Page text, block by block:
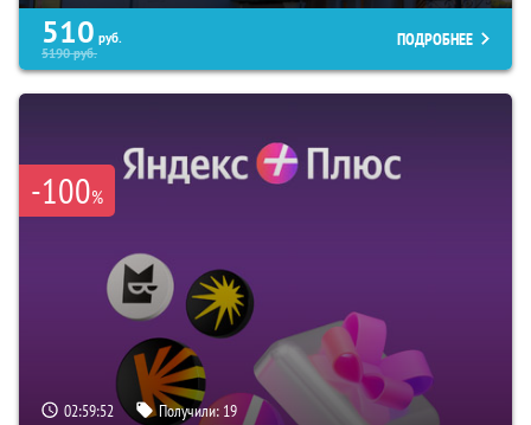
510 руб.
5190руб.
ПОДРОБНЕЕ
-100%
02:59:51 Получили: 19